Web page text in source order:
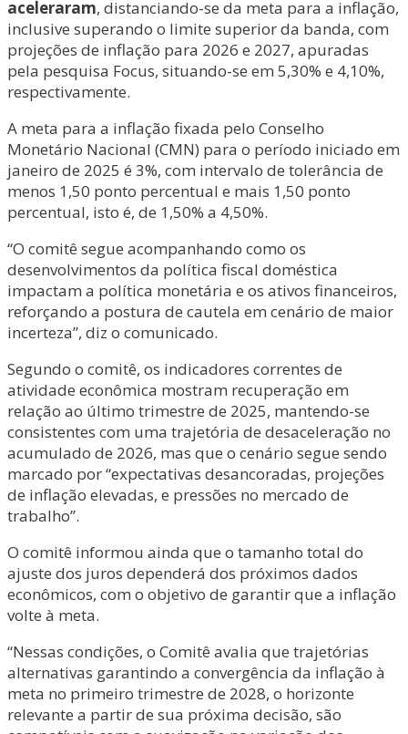
aceleraram, distanciando-se da meta para a inflação,
inclusive superando o limite superior da banda, com
projeções de inflação para 2026 e 2027, apuradas
pela pesquisa Focus, situando-se em 5,30% e 4,10%,
respectivamente.
A meta para a inflação fixada pelo Conselho
Monetário Nacional (CMN) para o período iniciado em
janeiro de 2025 é 3%, com intervalo de tolerância de
menos 1,50 ponto percentual e mais 1,50 ponto
percentual, isto é, de 1,50% a 4,50%.
“O comitê segue acompanhando como os
desenvolvimentos da política fiscal doméstica
impactam a política monetária e os ativos financeiros,
reforçando a postura de cautela em cenário de maior
incerteza”, diz o comunicado.
Segundo o comitê, os indicadores correntes de
atividade econômica mostram recuperação em
relação ao último trimestre de 2025, mantendo-se
consistentes com uma trajetória de desaceleração no
acumulado de 2026, mas que o cenário segue sendo
marcado por “expectativas desancoradas, projeções
de inflação elevadas, e pressões no mercado de
trabalho”.
O comitê informou ainda que o tamanho total do
ajuste dos juros dependerá dos próximos dados
econômicos, com o objetivo de garantir que a inflação
volte à meta.
“Nessas condições, o Comitê avalia que trajetórias
alternativas garantindo a convergência da inflação à
meta no primeiro trimestre de 2028, o horizonte
relevante a partir de sua próxima decisão, são